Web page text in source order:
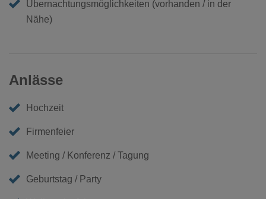
Übernachtungsmöglichkeiten (vorhanden / in der
Nähe)
Anlässe
Hochzeit
Firmenfeier
Meeting / Konferenz / Tagung
Geburtstag / Party